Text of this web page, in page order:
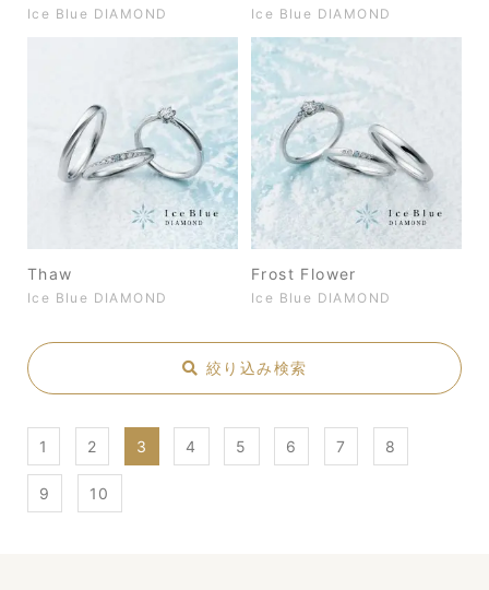
Ice Blue DIAMOND Ice Blue DIAMOND
Thaw
Ice Blue DIAMOND
Frost Flower
Ice Blue DIAMOND
1 2 3 4 5 6 7 8
9 10